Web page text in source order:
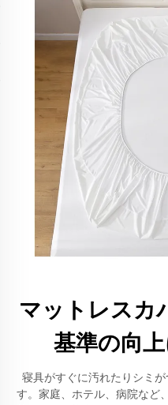
マットレスカ
基準の向
寝具がすぐに汚れたりシミ
す。家庭、ホテル、病院など